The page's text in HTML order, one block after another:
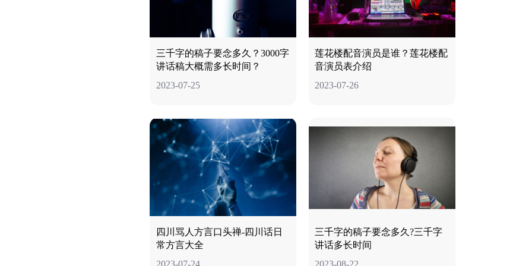
三千字的稿子要念多久？3000字
讲话稿大概需多长时间？
2023-07-25
莲花楼配音演员是谁？莲花楼配
音演员表介绍
2023-07-26
四川骂人方言口头禅-四川话日
常方言大全
三千字的稿子要念多久?三千字
讲话多长时间